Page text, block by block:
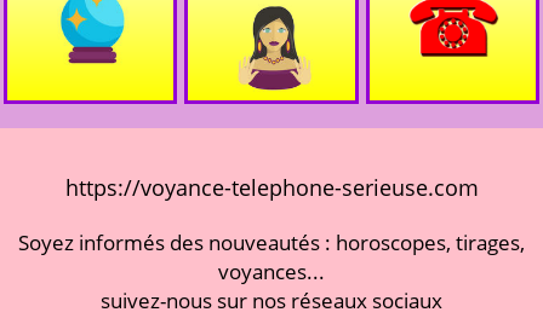
https://voyance-telephone-serieuse.com
Soyez informés des nouveautés : horoscopes, tirages,
voyances...
suivez-nous sur nos réseaux sociaux